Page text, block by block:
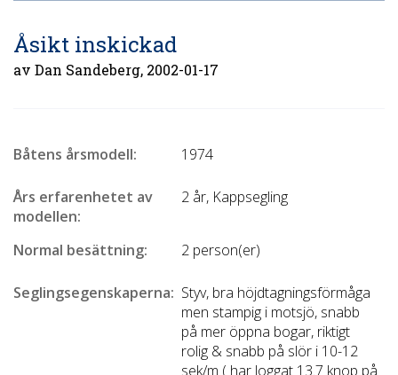
Åsikt inskickad
av Dan Sandeberg, 2002-01-17
Båtens årsmodell: 1974
Års erfarenhetet av
modellen:
2 år, Kappsegling
Normal besättning: 2 person(er)
Seglingsegenskaperna: Styv, bra höjdtagningsförmåga
men stampig i motsjö, snabb
på mer öppna bogar, riktigt
rolig & snabb på slör i 10-12
sek/m ( har loggat 13.7 knop på